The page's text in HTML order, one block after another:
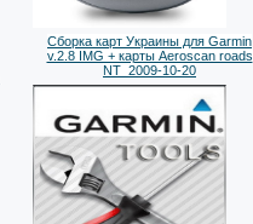
Сборка карт Украины для Garmin
v.2.8 IMG + карты Aeroscan roads
NT_2009-10-20